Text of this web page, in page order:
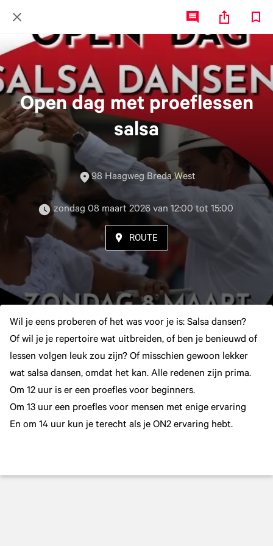
Open dag met proeflessen
salsa
98 Haagweg Breda West
zondag 08 maart 2026 van 12:00 tot 15:00
ROUTE
Wil je eens proberen of het was voor je is: Salsa dansen?
Of wil je je repertoire wat uitbreiden, of ben je benieuwd of
lessen volgen leuk zou zijn? Of misschien gewoon lekker
wat salsa dansen, omdat het kan. Alle redenen zijn prima.
Om 12 uur is er een proefles voor beginners.
Om 13 uur een proefles voor mensen met enige ervaring
En om 14 uur kun je terecht als je ON2 ervaring hebt.